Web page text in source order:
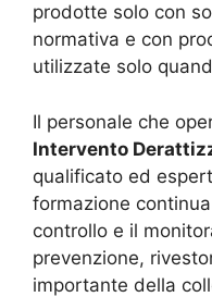
prodotte solo con
normativa e con
utilizzate solo
Il personale che
Intervento
qualificato ed
formazione
controllo e il
prevenzione,
importante della